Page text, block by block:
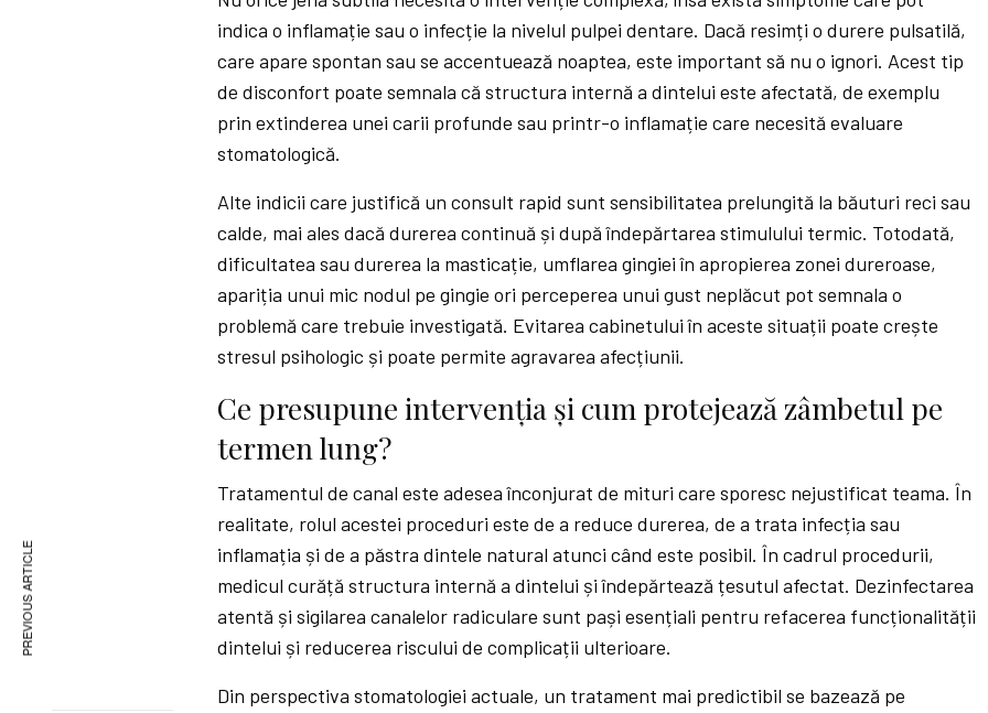
indica o inflamație sau o infecție la nivelul pulpei dentare. Dacă resimți o durere pulsatilă,
care apare spontan sau se accentuează noaptea, este important să nu o ignori. Acest tip
de disconfort poate semnala că structura internă a dintelui este afectată, de exemplu
prin extinderea unei carii profunde sau printr-o inflamație care necesită evaluare
stomatologică.
Alte indicii care justifică un consult rapid sunt sensibilitatea prelungită la băuturi reci sau
calde, mai ales dacă durerea continuă și după îndepărtarea stimulului termic. Totodată,
dificultatea sau durerea la masticație, umflarea gingiei în apropierea zonei dureroase,
apariția unui mic nodul pe gingie ori perceperea unui gust neplăcut pot semnala o
problemă care trebuie investigată. Evitarea cabinetului în aceste situații poate crește
stresul psihologic și poate permite agravarea afecțiunii.
Ce presupune intervenția și cum protejează zâmbetul pe
termen lung?
Tratamentul de canal este adesea înconjurat de mituri care sporesc nejustificat teama. În
realitate, rolul acestei proceduri este de a reduce durerea, de a trata infecția sau
inflamația și de a păstra dintele natural atunci când este posibil. În cadrul procedurii,
medicul curăță structura internă a dintelui și îndepărtează țesutul afectat. Dezinfectarea
atentă și sigilarea canalelor radiculare sunt pași esențiali pentru refacerea funcționalității
dintelui și reducerea riscului de complicații ulterioare.
Din perspectiva stomatologiei actuale, un tratament mai predictibil se bazează pe
PREVIOUS ARTICLE